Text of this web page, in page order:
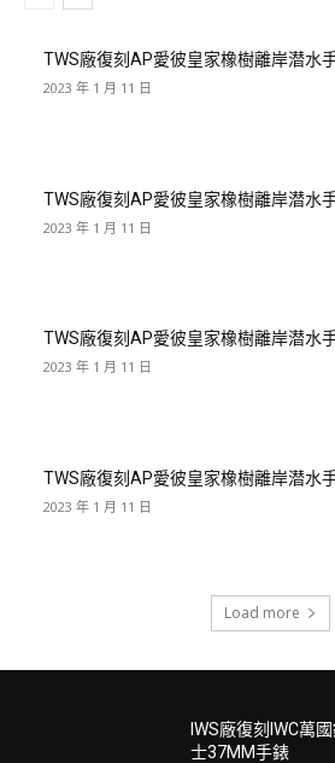
TWS廠復刻AP愛彼皇家橡樹離岸潜水
2023 年 1 月 11 日
TWS廠復刻AP愛彼皇家橡樹離岸潜水
2023 年 1 月 11 日
TWS廠復刻AP愛彼皇家橡樹離岸潜水
2023 年 1 月 11 日
TWS廠復刻AP愛彼皇家橡樹離岸潜水
2023 年 1 月 11 日
Load more
IWS廠復刻IWC萬
士37MM手錶